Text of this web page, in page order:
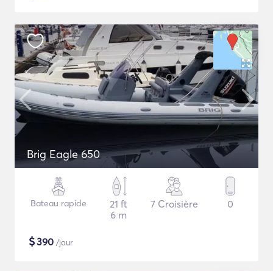
Brig Eagle 650
Bateau rapide
21 ft
6 m
7 Croisière 0
$390 /jour